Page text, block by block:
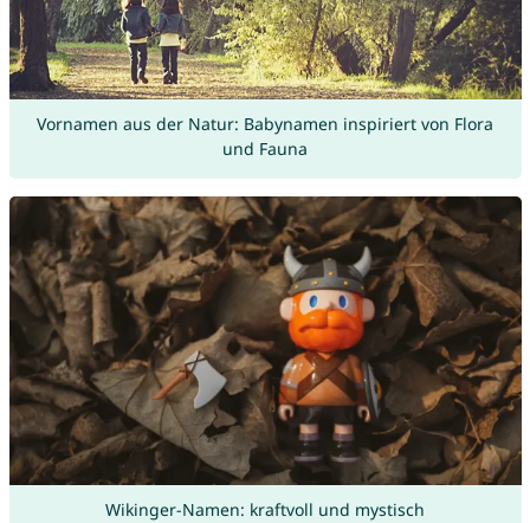
Vornamen aus der Natur: Babynamen inspiriert von Flora
und Fauna
Wikinger-Namen: kraftvoll und mystisch